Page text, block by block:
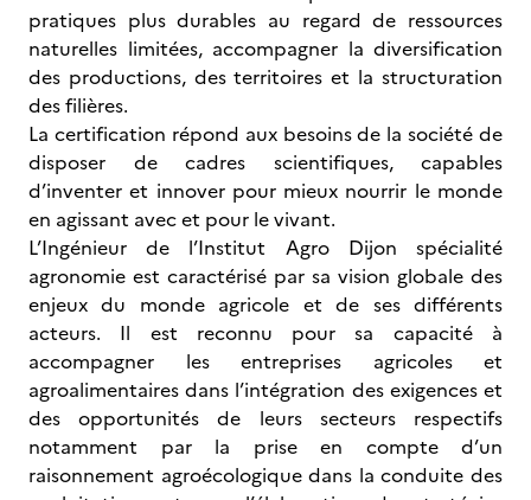
pratiques plus durables au regard de ressources
naturelles limitées, accompagner la diversification
des productions, des territoires et la structuration
des filières.
La certification répond aux besoins de la société de
disposer de cadres scientifiques, capables
d’inventer et innover pour mieux nourrir le monde
en agissant avec et pour le vivant.
L’Ingénieur de l’Institut Agro Dijon spécialité
agronomie est caractérisé par sa vision globale des
enjeux du monde agricole et de ses différents
acteurs. Il est reconnu pour sa capacité à
accompagner les entreprises agricoles et
agroalimentaires dans l’intégration des exigences et
des opportunités de leurs secteurs respectifs
notamment par la prise en compte d’un
raisonnement agroécologique dans la conduite des